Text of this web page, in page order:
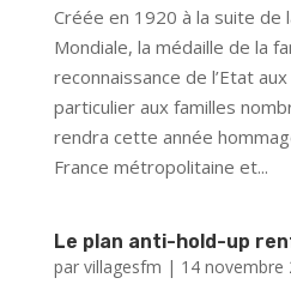
Créée en 1920 à la suite de
Mondiale, la médaille de la
reconnaissance de l’Etat
particulier aux familles
rendra cette année
France métropolitaine et...
Le plan anti-hold-up
par villagesfm | 14 novembre